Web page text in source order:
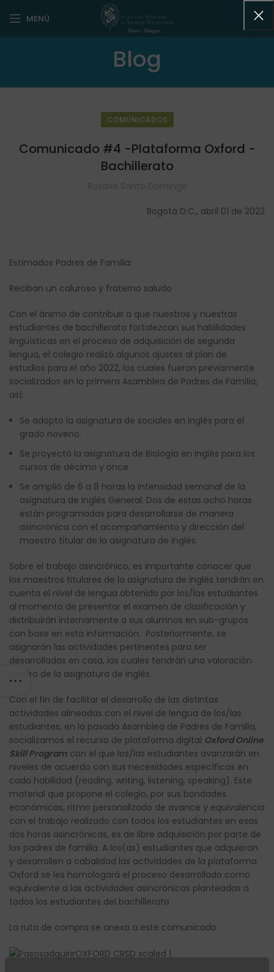
MENÚ
Blog
COMUNICADOS
Comunicado #4 -Plataforma Oxford -
Bachillerato
Bogotá D.C., abril 01 de 2022
Estimados Padres de Familia:
Reciban un caluroso y fraterno saludo
Con el ánimo de contribuir a que nuestros y nuestras
estudiantes de bachillerato fortalezcan sus habilidades
lingüísticas en el proceso de adquisición de segunda
lengua, el colegio realizó algunos ajustes al plan de
estudios para el año 2022, los cuales fueron previamente
socializados en la primera Asamblea de Padres de Familia,
así:
Se adoptó la asignatura de sociales en inglés para el
grado noveno.
Se proyectó la asignatura de Biología en inglés para los
cursos de décimo y once.
Se amplió de 6 a 8 horas la intensidad semanal de la
asignatura de Inglés General. Dos de estas ocho horas
están programadas para desarrollarse de manera
asincrónica con el acompañamiento y dirección del
maestro titular de la asignatura de inglés.
Sobre el trabajo asincrónico, es importante conocer que
los maestros titulares de la asignatura de inglés tendrán en
cuenta el nivel de lengua obtenido por los/las estudiantes
al momento de presentar el examen de clasificación y
distribuirán internamente a sus alumnos en sub-grupos
con base en esta información. Posteriormente, se
asignarán las actividades pertinentes para ser
desarrolladas en casa, las cuales tendrán una valoración
dentro de la asignatura de inglés.
Con el fin de facilitar el desarrollo de las distintas
actividades alineadas con el nivel de lengua de los/las
estudiantes, en la pasada Asamblea de Padres de Familia,
socializamos el recurso de plataforma digital Oxford Online
Skill Program con el que los/las estudiantes avanzarán en
niveles de acuerdo con sus necesidades específicas en
cada habilidad (reading, writing, listening, speaking). Este
material que propone el colegio, por sus bondades
económicas, ritmo personalizado de avance y equivalencia
con el trabajo realizado con todos los estudiantes en esas
dos horas asincrónicas, es de libre adquisición por parte de
los padres de familia. A los(as) estudiantes que adquieran
y desarrollen a cabalidad las actividades de la plataforma
Oxford se les homologará el proceso desarrollado como
equivalente a las actividades asincrónicas planteadas a
todos los estudiantes del bachillerato
La ruta de compra se anexa a este comunicado.